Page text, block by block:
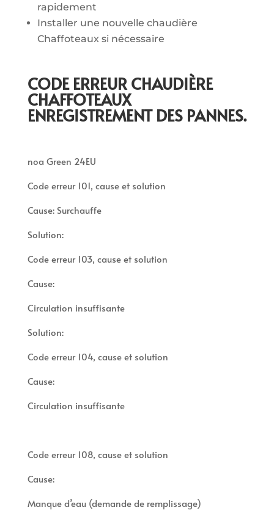
rapidement
Installer une nouvelle chaudière
Chaffoteaux si nécessaire
CODE ERREUR CHAUDIÈRE
CHAFFOTEAUX
ENREGISTREMENT DES PANNES.
noa Green 24EU
Code erreur 101, cause et solution
Cause: Surchauffe
Solution:
Code erreur 103, cause et solution
Cause:
Circulation insuffisante
Solution:
Code erreur 104, cause et solution
Cause:
Circulation insuffisante
Code erreur 108, cause et solution
Cause:
Manque d’eau (demande de remplissage)